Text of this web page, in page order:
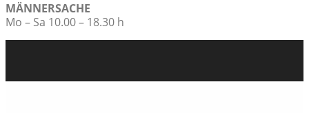
MÄNNERSACHE
Mo – Sa 10.00 – 18.30 h